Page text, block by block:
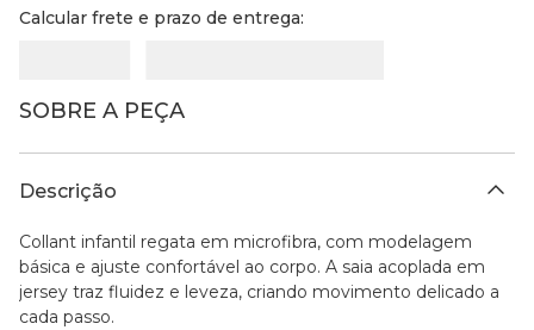
Calcular frete e prazo de entrega:
SOBRE A PEÇA
Descrição
Collant infantil regata em microfibra, com modelagem
básica e ajuste confortável ao corpo. A saia acoplada em
jersey traz fluidez e leveza, criando movimento delicado a
cada passo.